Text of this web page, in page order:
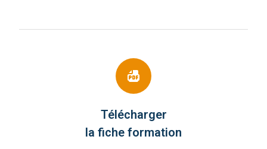
Télécharger
la fiche formation